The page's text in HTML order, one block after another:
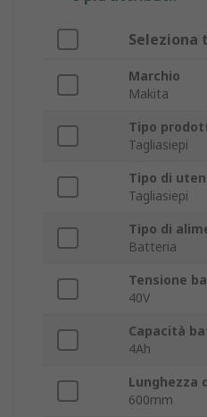
Seleziona
Marchio
Makita
Tipo
Tagliasiepi
Tipo di
Tagliasiepi
Tipo di
Batteria
Tensione
40V
Capacità
4Ah
Lunghezza
600mm